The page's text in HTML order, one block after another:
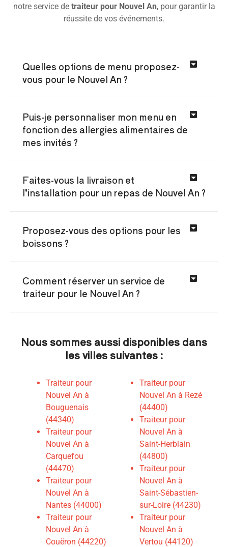
notre service de traiteur pour Nouvel An, pour garantir la
réussite de vos événements.
Quelles options de menu proposez-
vous pour le Nouvel An ?
Puis-je personnaliser mon menu en
fonction des allergies alimentaires de
mes invités ?
Faites-vous la livraison et
l’installation pour un repas de Nouvel An ?
Proposez-vous des options pour les
boissons ?
Comment réserver un service de
traiteur pour le Nouvel An ?
Nous sommes aussi disponibles dans
les villes suivantes :
Traiteur pour
Nouvel An à
Bouguenais
(44340)
Traiteur pour
Nouvel An à
Carquefou
(44470)
Traiteur pour
Nouvel An à
Nantes (44000)
Traiteur pour
Nouvel An à
Couëron (44220)
Traiteur pour
Nouvel An à Rezé
(44400)
Traiteur pour
Nouvel An à
Saint-Herblain
(44800)
Traiteur pour
Nouvel An à
Saint-Sébastien-
sur-Loire (44230)
Traiteur pour
Nouvel An à
Vertou (44120)